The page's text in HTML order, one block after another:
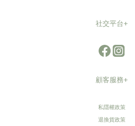
社交平台+
顧客服務+
私隱權政策
退換貨政策